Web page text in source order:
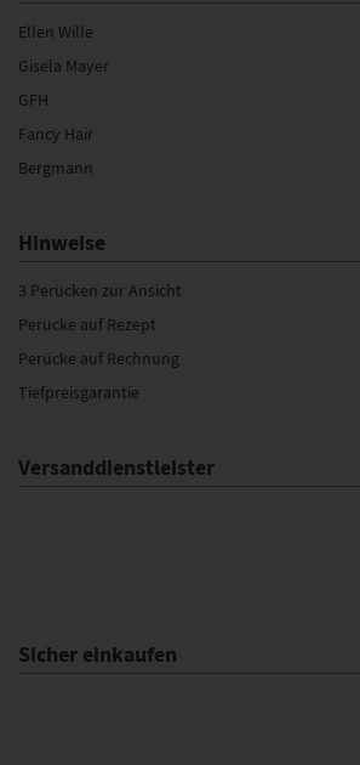
Ellen Wille
Gisela Mayer
GFH
Fancy Hair
Bergmann
Hinweise
3 Perücken zur Ansicht
Perücke auf Rezept
Perücke auf Rechnung
Tiefpreisgarantie
Versanddienstleister
Sicher einkaufen